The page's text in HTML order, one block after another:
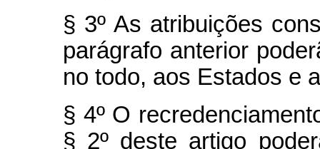
§ 3º As atribuições
parágrafo anterior
no todo, aos Estados e
§ 4º O
§ 2º deste artigo